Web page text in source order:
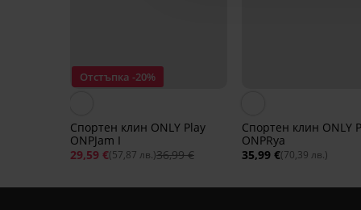
Отстъпка -20%
Спортен клин ONLY Play
ONPJam I
29,59 €(57,87 лв.)36,99 €
Спортен клин ONLY
ONPRya
35,99 €(70,39 лв.)